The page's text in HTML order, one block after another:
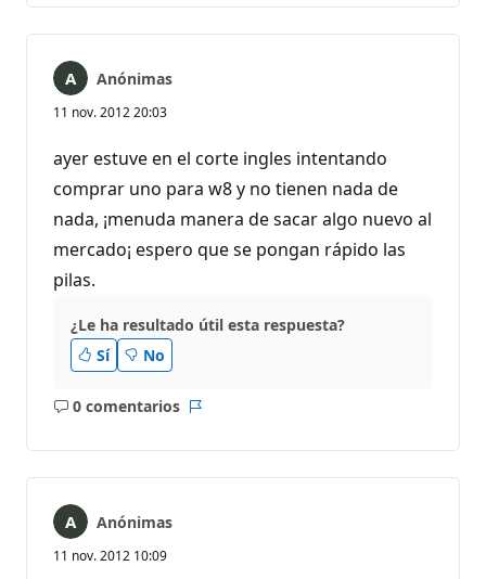
Anónimas
11 nov. 2012 20:03
ayer estuve en el corte ingles intentando
comprar uno para w8 y no tienen nada de
nada, ¡menuda manera de sacar algo nuevo al
mercado¡ espero que se pongan rápido las
pilas.
¿Le ha resultado útil esta respuesta?
Sí
No
0 comentarios
No
Anónimas
11 nov. 2012 10:09